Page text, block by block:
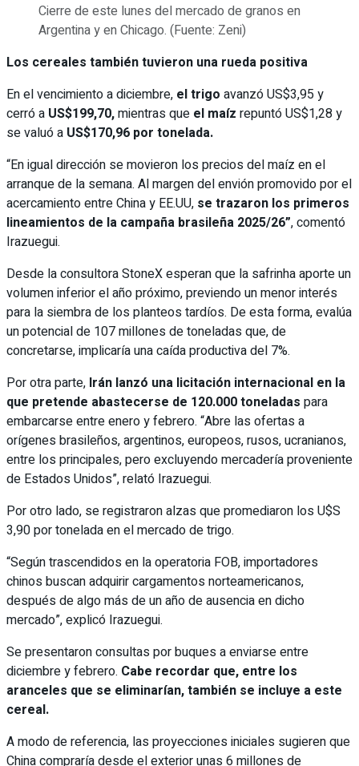
Cierre de este lunes del mercado de granos en
Argentina y en Chicago. (Fuente: Zeni)
Los cereales también tuvieron una rueda positiva
En el vencimiento a diciembre, el trigo avanzó US$3,95 y
cerró a US$199,70,mientras que el maíz repuntó US$1,28 y
se valuó a US$170,96 por tonelada.
“En igual dirección se movieron los precios del maíz en el
arranque de la semana. Al margen del envión promovido por el
acercamiento entre China y EE.UU, se trazaron los primeros
lineamientos de la campaña brasileña 2025/26”, comentó
Irazuegui.
Desde la consultora StoneX esperan que la safrinha aporte un
volumen inferior el año próximo, previendo un menor interés
para la siembra de los planteos tardíos. De esta forma, evalúa
un potencial de 107 millones de toneladas que, de
concretarse, implicaría una caída productiva del 7%.
Por otra parte, Irán lanzó una licitación internacional en la
que pretende abastecerse de 120.000 toneladas para
embarcarse entre enero y febrero. “Abre las ofertas a
orígenes brasileños, argentinos, europeos, rusos, ucranianos,
entre los principales, pero excluyendo mercadería proveniente
de Estados Unidos”, relató Irazuegui.
Por otro lado, se registraron alzas que promediaron los U$S
3,90 por tonelada en el mercado de trigo.
“Según trascendidos en la operatoria FOB, importadores
chinos buscan adquirir cargamentos norteamericanos,
después de algo más de un año de ausencia en dicho
mercado”, explicó Irazuegui.
Se presentaron consultas por buques a enviarse entre
diciembre y febrero. Cabe recordar que, entre los
aranceles que se eliminarían, también se incluye a este
cereal.
A modo de referencia, las proyecciones iniciales sugieren que
China compraría desde el exterior unas 6 millones de